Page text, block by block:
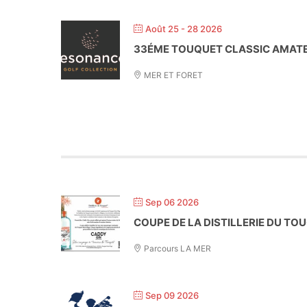
Août 25 - 28 2026
33ÉME TOUQUET CLASSIC
MER ET FORET
Sep 06 2026
COUPE DE LA DISTILLERIE DU
Parcours LA MER
Sep 09 2026